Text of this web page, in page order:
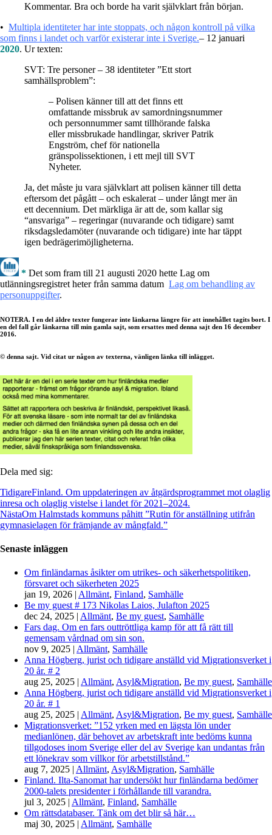
Kommentar. Bra och borde ha varit självklart från början.
• Multipla identiteter har inte stoppats, och någon kontroll på vilka
som finns i landet och varför existerar inte i Sverige.– 12 januari
2020. Ur texten:
SVT: Tre personer – 38 identiteter ”Ett stort
samhällsproblem”:
– Polisen känner till att det finns ett
omfattande missbruk av samordningsnummer
och personnummer samt tillhörande falska
eller missbrukade handlingar, skriver Patrik
Engström, chef för nationella
gränspolissektionen, i ett mejl till SVT
Nyheter.
Ja, det måste ju vara självklart att polisen känner till detta
eftersom det pågått – och eskalerat – under långt mer än
ett decennium. Det märkliga är att de, som kallar sig
“ansvariga” – regeringar (nuvarande och tidigare) samt
riksdagsledamöter (nuvarande och tidigare) inte har täppt
igen bedrägerimöjligheterna.
* Det som fram till 21 augusti 2020 hette Lag om
utlänningsregistret heter från samma datum Lag om behandling av
personuppgifter.
NOTERA. I en del äldre texter fungerar inte länkarna längre för att innehållet tagits bort. I
en del fall går länkarna till min gamla sajt, som ersattes med denna sajt den 16 december
2016.
© denna sajt. Vid citat ur någon av texterna, vänligen länka till inlägget.
Dela med sig:
TidigareFinland. Om uppdateringen av åtgärdsprogrammet mot olaglig
inresa och olaglig vistelse i landet för 2021–2024.
NästaOm Halmstads kommuns påhitt ”Rutin för anställning utifrån
gymnasielagen för främjande av mångfald.”
Senaste inläggen
Om finländarnas åsikter om utrikes- och säkerhetspolitiken,
försvaret och säkerheten 2025
jan 19, 2026 | Allmänt, Finland, Samhälle
Be my guest # 173 Nikolas Laios, Julafton 2025
dec 24, 2025 | Allmänt, Be my guest, Samhälle
Fars dag. Om en fars outtröttliga kamp för att få rätt till
gemensam vårdnad om sin son.
nov 9, 2025 | Allmänt, Samhälle
Anna Högberg, jurist och tidigare anställd vid Migrationsverket i
20 år. # 2
aug 25, 2025 | Allmänt, Asyl&Migration, Be my guest, Samhälle
Anna Högberg, jurist och tidigare anställd vid Migrationsverket i
20 år. # 1
aug 25, 2025 | Allmänt, Asyl&Migration, Be my guest, Samhälle
Migrationsverket: ”152 yrken med en lägsta lön under
medianlönen, där behovet av arbetskraft inte bedöms kunna
tillgodoses inom Sverige eller del av Sverige kan undantas från
ett lönekrav som villkor för arbetstillstånd.”
aug 7, 2025 | Allmänt, Asyl&Migration, Samhälle
Finland. Ilta-Sanomat har undersökt hur finländarna bedömer
2000-talets presidenter i förhållande till varandra.
jul 3, 2025 | Allmänt, Finland, Samhälle
Om rättsdatabaser. Tänk om det blir så här…
maj 30, 2025 | Allmänt, Samhälle